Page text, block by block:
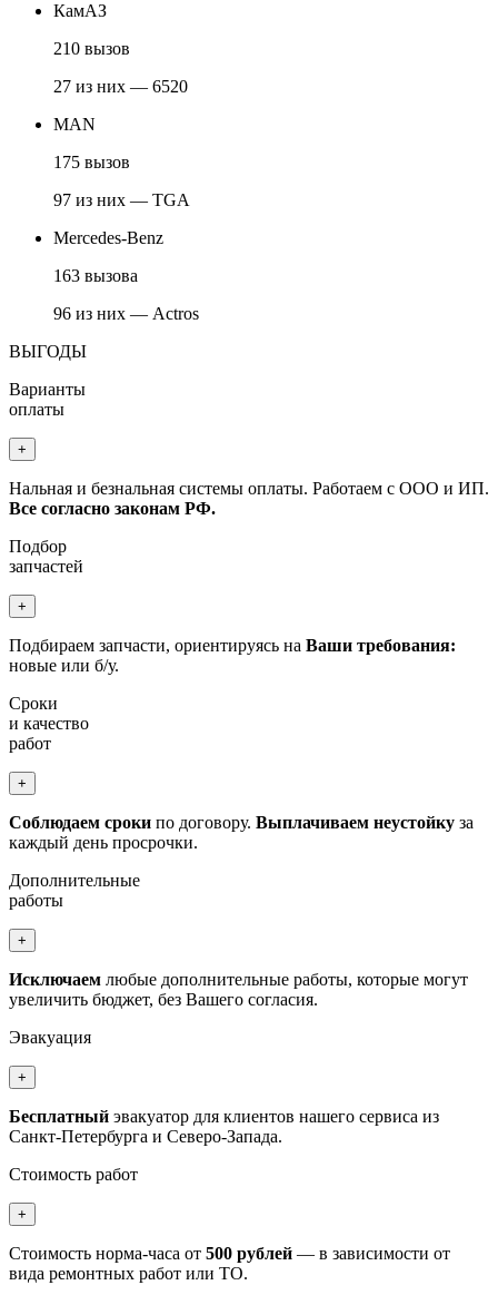
КамАЗ
210 вызов
27 из них — 6520
MAN
175 вызов
97 из них — TGA
Mercedes-Benz
163 вызова
96 из них — Actros
ВЫГОДЫ
Варианты
оплаты
+
Нальная и безнальная системы оплаты. Работаем с ООО и ИП.
Все согласно законам РФ.
Подбор
запчастей
+
Подбираем запчасти, ориентируясь на Ваши требования:
новые или б/у.
Сроки
и качество
работ
+
Соблюдаем сроки по договору. Выплачиваем неустойку за
каждый день просрочки.
Дополнительные
работы
+
Исключаем любые дополнительные работы, которые могут
увеличить бюджет, без Вашего согласия.
Эвакуация
+
Бесплатный эвакуатор для клиентов нашего сервиса из
Санкт-Петербурга и Северо-Запада.
Стоимость работ
+
Стоимость норма-часа от 500 рублей — в зависимости от
вида ремонтных работ или ТО.